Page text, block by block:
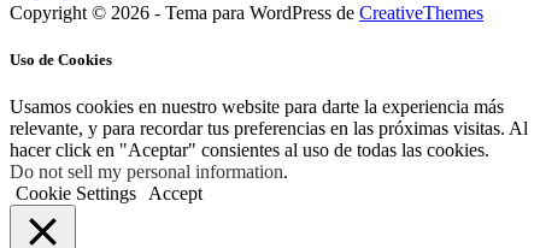
Copyright © 2026 - Tema para WordPress de CreativeThemes
Uso de Cookies
Usamos cookies en nuestro website para darte la experiencia más
relevante, y para recordar tus preferencias en las próximas visitas. Al
hacer click en "Aceptar" consientes al uso de todas las cookies.
Do not sell my personal information.
Cookie Settings
Accept